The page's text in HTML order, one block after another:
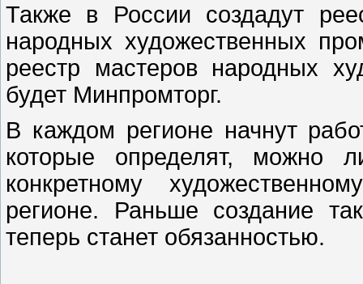
Также в России создадут
народных художественных
реестр мастеров народных
будет Минпромторг.
В каждом регионе начнут
которые определят, можно
конкретному
регионе. Раньше создание
теперь станет обязанностью.